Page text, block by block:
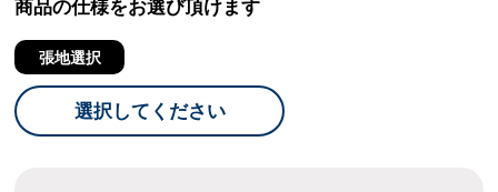
商品の仕様をお選び頂けます
張地選択
選択してください